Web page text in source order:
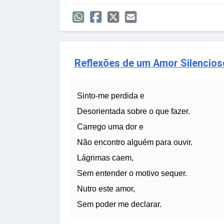
Reflexões de um Amor
Sinto-me perdida e
Desorientada sobre o que fazer.
Carrego uma dor e
Não encontro alguém para ouvir.
Lágrimas caem,
Sem entender o motivo sequer.
Nutro este amor,
Sem poder me declarar.